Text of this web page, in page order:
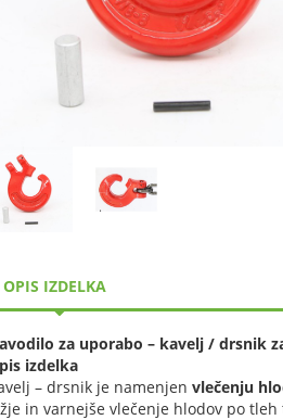
OPIS IZDELKA
za uporabo – kavelj / drsnik
izdelka
– drsnik je namenjen vlečenju
in varnejše vlečenje hlodov po